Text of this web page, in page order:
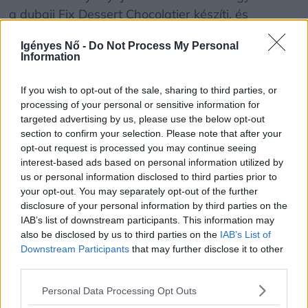
Igényes Nő - Do Not Process My Personal
Information
If you wish to opt-out of the sale, sharing to third parties, or
processing of your personal or sensitive information for
targeted advertising by us, please use the below opt-out
section to confirm your selection. Please note that after your
opt-out request is processed you may continue seeing
interest-based ads based on personal information utilized by
us or personal information disclosed to third parties prior to
your opt-out. You may separately opt-out of the further
disclosure of your personal information by third parties on the
IAB’s list of downstream participants. This information may
also be disclosed by us to third parties on the IAB’s List of
Downstream Participants that may further disclose it to other
Personal Data Processing Opt Outs
a dubaji Fix Dessert Chocolatier készíti, és
legfőképpen a TikToknak köszönhetően. Ezt a
videói szintén milliós nagyságrendű nézettségnek
örvendenek.
Pisztácia, de töményen
„Természetesen ez az édesség akkor a
legfinomabb, ha eredeti hozzávalókból készül, mi
is a tőlünk megszokott minőségben készítjük és
száz százalékos pisztáciát rakunk bele. Ez az az
édesség, amiből nem szabad kispórolni a
törzsvásárlóink már legtöbbször inkább ezt